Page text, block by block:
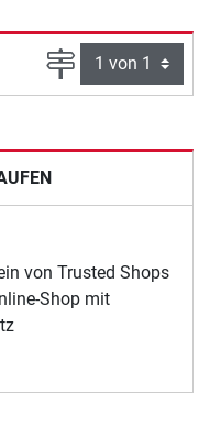
Seite
von Trusted Shops
Shop mit